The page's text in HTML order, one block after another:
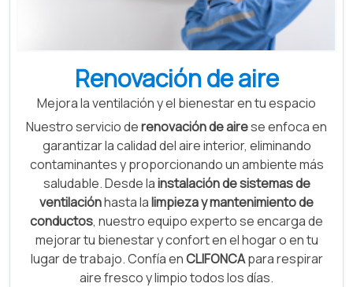
Renovación de aire
Mejora la ventilación y el bienestar en tu espacio
Nuestro servicio derenovación de airese enfoca en
garantizar la calidad del aire interior, eliminando
contaminantes y proporcionando un ambiente más
saludable. Desde lainstalación de sistemas de
ventilaciónhasta lalimpieza y mantenimiento de
conductos, nuestro equipo experto se encarga de
mejorar tu bienestar y confort en el hogar o en tu
lugar de trabajo. Confía enCLIFONCApara respirar
aire fresco y limpio todos los días.